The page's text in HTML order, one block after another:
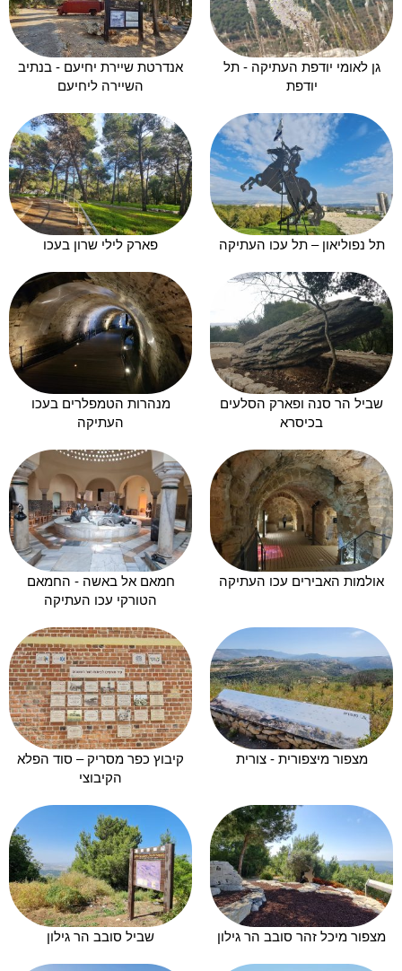
גן לאומי יודפת העתיקה - תל
יודפת
אנדרטת שיירת יחיעם - בנתיב
השיירה ליחיעם
תל נפוליאון – תל עכו העתיקה פארק לילי שרון בעכו
שביל הר סנה ופארק הסלעים
בכיסרא
מנהרות הטמפלרים בעכו
העתיקה
אולמות האבירים עכו העתיקה
חמאם אל באשה - החמאם
הטורקי עכו העתיקה
מצפור מיצפורית - צורית
קיבוץ כפר מסריק – סוד הפלא
הקיבוצי
מצפור מיכל זהר סובב הר גילון שביל סובב הר גילון